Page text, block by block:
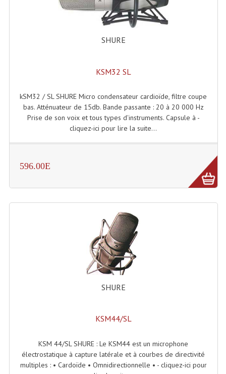
Micros De Studio
Microphones De Surface
Portes Voix Mégaphones
Pupitre Pour Discours
Tables De Mixage DJ
Controleurs DJ USB / MP3
Consoles Sono Et Studio
Consoles Numériques
Consoles Amplifiées
Changeurs De Couleurs
Déco Light
SHURE
KSM32 SL
kSM32 / SL SHURE Micro condensateur cardioïde, filtre coupe
bas. Atténuateur de 15db. Bande passante : 20 à 20 000 Hz
Prise de son voix et tous types d'instruments. Capsule à -
cliquez-ici pour lire la suite...
596.00E
SHURE
KSM44/SL
KSM 44/SL SHURE : Le KSM44 est un microphone
électrostatique à capture latérale et à courbes de directivité
multiples : • Cardoïde • Omnidirectionnelle • - cliquez-ici pour